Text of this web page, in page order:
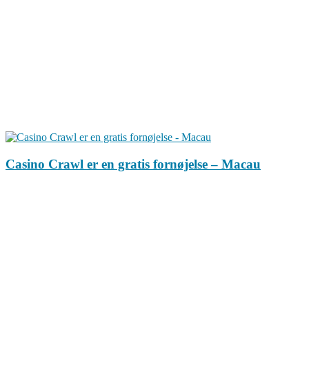
Casino Crawl er en gratis fornøjelse – Macau